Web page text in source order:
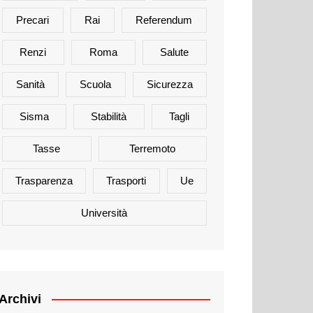
Precari Rai Referendum
Renzi Roma Salute
Sanità Scuola Sicurezza
Sisma Stabilità Tagli
Tasse Terremoto
Trasparenza Trasporti Ue
Università
Archivi